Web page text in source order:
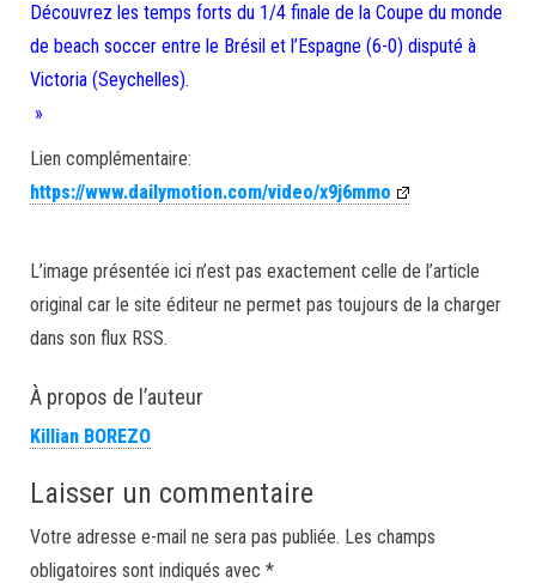
Découvrez les temps forts du 1/4 finale de la Coupe du monde
de beach soccer entre le Brésil et l’Espagne (6-0) disputé à
Victoria (Seychelles).
»
Lien complémentaire:
https://www.dailymotion.com/video/x9j6mmo
L’image présentée ici n’est pas exactement celle de l’article
original car le site éditeur ne permet pas toujours de la charger
dans son flux RSS.
À propos de l’auteur
Killian BOREZO
Laisser un commentaire
Votre adresse e-mail ne sera pas publiée. Les champs
obligatoires sont indiqués avec *